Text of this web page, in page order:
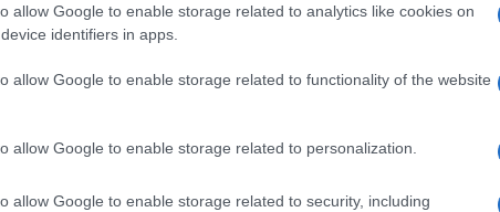
allow Google to enable storage related to analytics like cookies on
identifiers in apps.
allow Google to enable storage related to functionality of the website
allow Google to enable storage related to personalization.
allow Google to enable storage related to security, including